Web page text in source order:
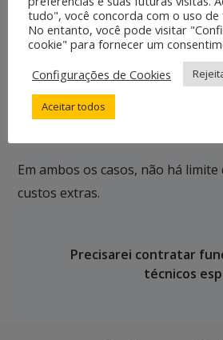
17hs.
Suporte marketing: de segunda a
17hs.
Suporte técnico: de segunda a
Em ambos os casos, não há
custos extras.
Precisarei contratar
técnicos
tudo", você concorda com o uso de
No entanto, você pode visitar
cookie" para fornecer um
Configurações de Cookies
Aceitar todos